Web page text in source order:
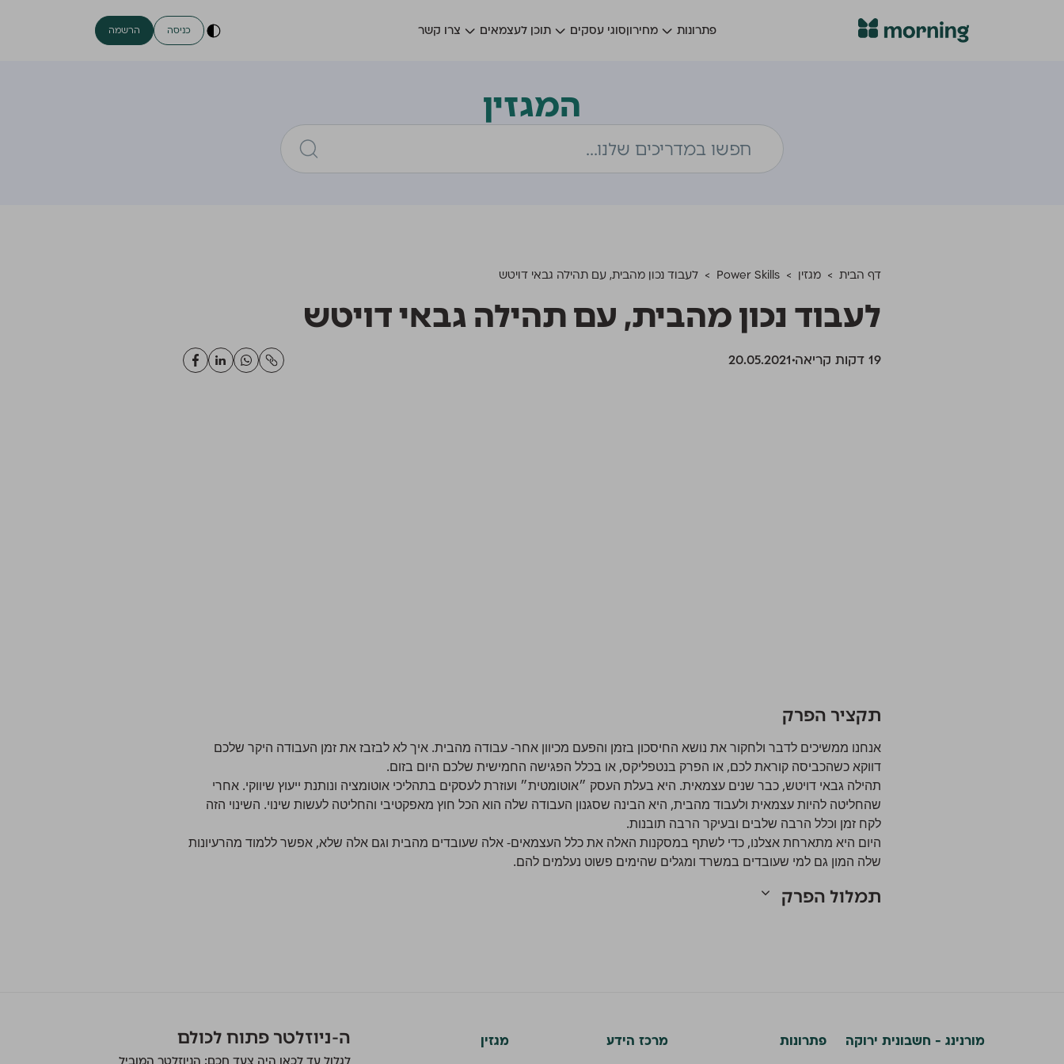
פתרונות מחירוןסוגי עסקים תוכן לעצמאים צרו קשר כניסה הרשמה
המגזין
דף הבית > מגזין >
Power Skills
> לעבוד נכון מהבית, עם תהילה גבאי דויטש
לעבוד נכון מהבית, עם תהילה גבאי דויטש
‫19 דקות קריאה 20.05.2021
תקציר הפרק
אנחנו ממשיכים לדבר ולחקור את נושא החיסכון בזמן והפעם מכיוון אחר- עבודה מהבית. איך לא לבזבז את זמן העבודה היקר שלכם
דווקא כשהכביסה קוראת לכם, או הפרק בנטפליקס, או בכלל הפגישה החמישית שלכם היום בזום.
תהילה גבאי דויטש, כבר שנים עצמאית. היא בעלת העסק ״אוטומטית״ ועוזרת לעסקים בתהליכי אוטומציה ונותנת ייעוץ שיווקי. אחרי
שהחליטה להיות עצמאית ולעבוד מהבית, היא הבינה שסגנון העבודה שלה הוא הכל חוץ מאפקטיבי והחליטה לעשות שינוי. השינוי הזה
לקח זמן וכלל הרבה שלבים ובעיקר הרבה תובנות.
היום היא מתארחת אצלנו, כדי לשתף במסקנות האלה את כלל העצמאים- אלה שעובדים מהבית וגם אלה שלא, אפשר ללמוד מהרעיונות
שלה המון גם למי שעובדים במשרד ומגלים שהימים פשוט נעלמים להם.
תמלול הפרק
מורנינג - חשבונית ירוקה פתרונות מרכז הידע מגזין ה-ניוזלטר פתוח לכולם